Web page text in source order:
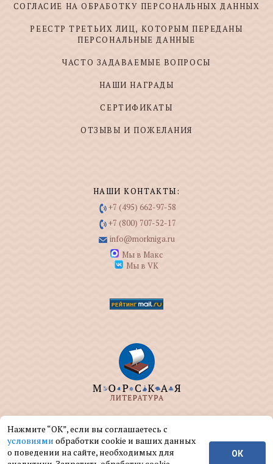
СОГЛАСИЕ НА ОБРАБОТКУ ПЕРСОНАЛЬНЫХ ДАННЫХ
РЕЕСТР ТРЕТЬИХ ЛИЦ, КОТОРЫМ ПЕРЕДАНЫ
ПЕРСОНАЛЬНЫЕ ДАННЫЕ
ЧАСТО ЗАДАВАЕМЫЕ ВОПРОСЫ
НАШИ НАГРАДЫ
СЕРТИФИКАТЫ
ОТЗЫВЫ И ПОЖЕЛАНИЯ
НАШИ КОНТАКТЫ:
+7 (495) 662-97-58
+7 (800) 707-52-17
info@morkniga.ru
Мы в Макс
Мы в VK
ООО "МОРКНИГА" занимается изданием и
реализацией книг на морскую тематику.
© ООО "МОРКНИГА", 2004 — 2026 г.
Нажмите “ОК”, если вы соглашаетесь с
условиями обработки cookie и ваших данных
о поведении на сайте, необходимых для
ОК